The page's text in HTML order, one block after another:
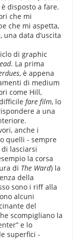
disposto a fare.
che mi
che mi aspetta,
data d’uscita
di graphic
. La prima
, è appena
di medium
come Hill,
difficilefare film, lo
a una
anche i
quelli - sempre
lasciarsi
la corsa
di The Ward) la
della
sono i riff alla
alcuni
del
scompigliano la
e lo
superfici -